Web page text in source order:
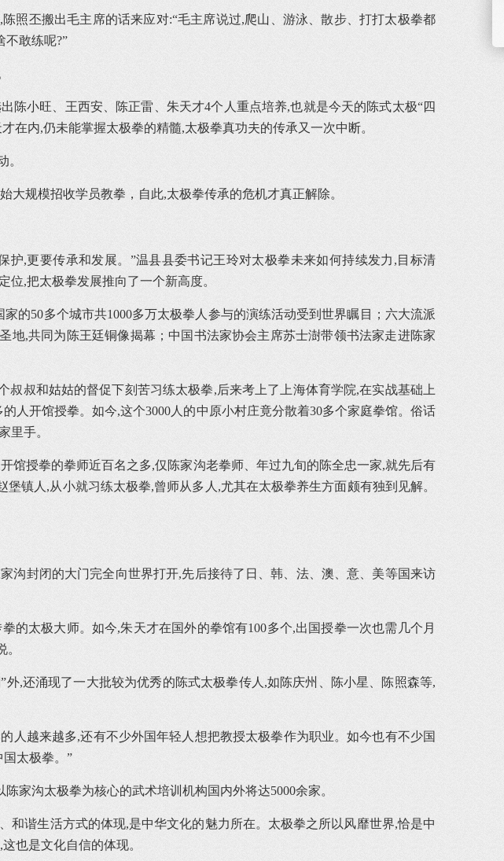
照丕搬出毛主席的话来应对:“毛主席说过,爬山、游泳、散步、打打太极拳都
不敢练呢?”
小旺、王西安、陈正雷、朱天才4个人重点培养,也就是今天的陈式太极“四
在内,仍未能掌握太极拳的精髓,太极拳真功夫的传承又一次中断。
。
规模招收学员教拳，自此,太极拳传承的危机才真正解除。
,更要传承和发展。”温县县委书记王玲对太极拳未来如何持续发力,目标清
位,把太极拳发展推向了一个新高度。
的50多个城市共1000多万太极拳人参与的演练活动受到世界瞩目；六大流派
,共同为陈王廷铜像揭幕；中国书法家协会主席苏士澍带领书法家走进陈家
叔和姑姑的督促下刻苦习练太极拳,后来考上了上海体育学院,在实战基础上
人开馆授拳。如今,这个3000人的中原小村庄竟分散着30多个家庭拳馆。俗话
里手。
授拳的拳师近百名之多,仅陈家沟老拳师、年过九旬的陈全忠一家,就先后有
镇人,从小就习练太极拳,曾师从多人,尤其在太极拳养生方面颇有独到见解。
封闭的大门完全向世界打开,先后接待了日、韩、法、澳、意、美等国来访
太极大师。如今,朱天才在国外的拳馆有100多个,出国授拳一次也需几个月
,还涌现了一大批较为优秀的陈式太极拳传人,如陈庆州、陈小星、陈照森等,
越来越多,还有不少外国年轻人想把教授太极拳作为职业。如今也有不少国
太极拳。”
家沟太极拳为核心的武术培训机构国内外将达5000余家。
谐生活方式的体现,是中华文化的魅力所在。太极拳之所以风靡世界,恰是中
也是文化自信的体现。